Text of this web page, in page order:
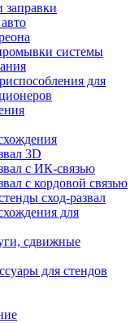
заправки
системы
для
3D
с ИК-связью
с кордовой связью
сход-развал
для
сдвижные
для стендов